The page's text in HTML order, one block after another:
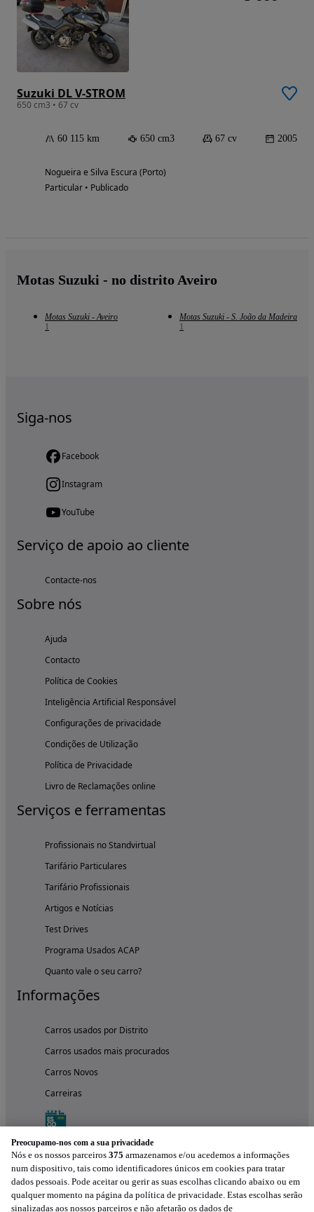
Suzuki DL V-STROM
650 cm3 • 67 cv
60 115 km 650 cm3 67 cv 2005
Nogueira e Silva Escura (Porto)
Particular • Publicado
Motas Suzuki - no distrito Aveiro
Motas Suzuki - Aveiro
1
Motas Suzuki - S. João da Madeira
1
Siga-nos
Facebook
Instagram
YouTube
Serviço de apoio ao cliente
Contacte-nos
Sobre nós
Ajuda
Contacto
Política de Cookies
Inteligência Artificial Responsável
Configurações de privacidade
Condições de Utilização
Política de Privacidade
Livro de Reclamações online
Serviços e ferramentas
Profissionais no Standvirtual
Tarifário Particulares
Tarifário Profissionais
Artigos e Notícias
Test Drives
Programa Usados ACAP
Quanto vale o seu carro?
Informações
Carros usados por Distrito
Carros usados mais procurados
Carros Novos
Carreiras
Preocupamo-nos com a sua privacidade
Nós e os nossos parceiros 375 armazenamos e/ou acedemos a informações
num dispositivo, tais como identificadores únicos em cookies para tratar
dados pessoais. Pode aceitar ou gerir as suas escolhas clicando abaixo ou em
qualquer momento na página da política de privacidade. Estas escolhas serão
sinalizadas aos nossos parceiros e não afetarão os dados de